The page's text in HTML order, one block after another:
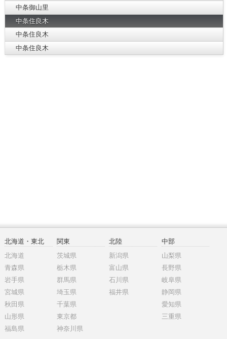
中条御山里
中条住良木
中条住良木
中条住良木
北海道・東北
北海道
青森県
岩手県
宮城県
秋田県
山形県
福島県
関東
茨城県
栃木県
群馬県
埼玉県
千葉県
東京都
神奈川県
北陸
新潟県
富山県
石川県
福井県
中部
山梨県
長野県
岐阜県
静岡県
愛知県
三重県